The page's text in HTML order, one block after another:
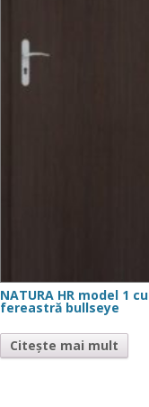
NATURA HR model 1 cu
fereastră bullseye
Citește mai mult